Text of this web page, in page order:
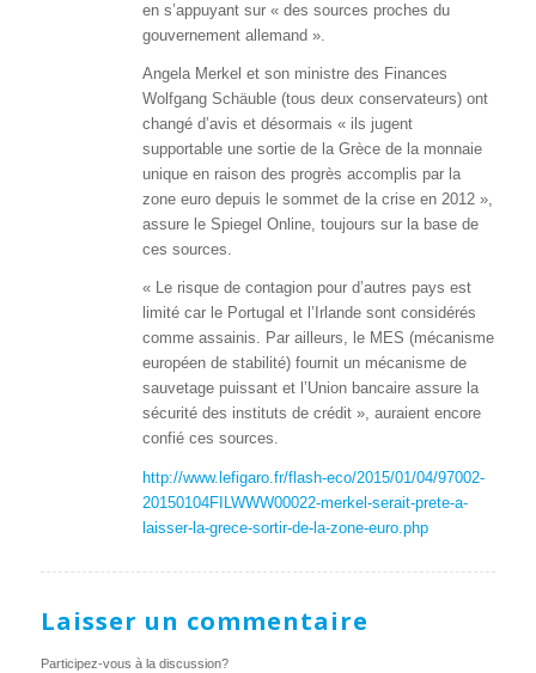
en s’appuyant sur « des sources proches du
gouvernement allemand ».
Angela Merkel et son ministre des Finances
Wolfgang Schäuble (tous deux conservateurs) ont
changé d’avis et désormais « ils jugent
supportable une sortie de la Grèce de la monnaie
unique en raison des progrès accomplis par la
zone euro depuis le sommet de la crise en 2012 »,
assure le Spiegel Online, toujours sur la base de
ces sources.
« Le risque de contagion pour d’autres pays est
limité car le Portugal et l’Irlande sont considérés
comme assainis. Par ailleurs, le MES (mécanisme
européen de stabilité) fournit un mécanisme de
sauvetage puissant et l’Union bancaire assure la
sécurité des instituts de crédit », auraient encore
confié ces sources.
http://www.lefigaro.fr/flash-eco/2015/01/04/97002-
20150104FILWWW00022-merkel-serait-prete-a-
laisser-la-grece-sortir-de-la-zone-euro.php
Laisser un commentaire
Participez-vous à la discussion?